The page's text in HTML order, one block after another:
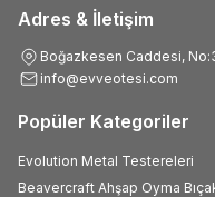
Adres & İletişim
Boğazkesen Caddesi,
info@evveotesi.com
Popüler Kategoriler
Evolution Metal Testereleri
Beavercraft Ahşap Oyma